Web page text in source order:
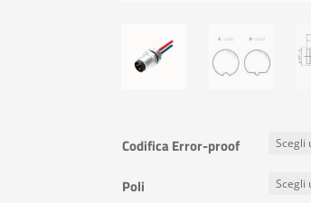
Codifica Error-proof
Poli